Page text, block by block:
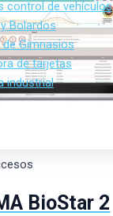
control de vehículos
Bolardos
Gimnasios
de tarjetas
industrial
BioStar 2